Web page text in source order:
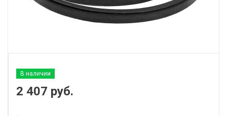
В наличии
2 407 руб.